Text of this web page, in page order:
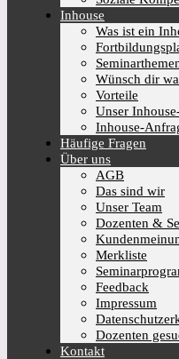
Inhouse
Was ist ein
Wünsch dir
Vorteile
Unser
Inhouse-
Häufige Fragen
Über uns
AGB
Das sind wir
Unser Team
Dozenten &
Merkliste
Feedback
Impressum
Dozenten
Kontakt